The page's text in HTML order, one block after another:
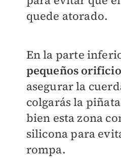
quede atorado.
En la parte
pequeños
asegurar la
colgarás la
bien esta zona
silicona para
rompa.